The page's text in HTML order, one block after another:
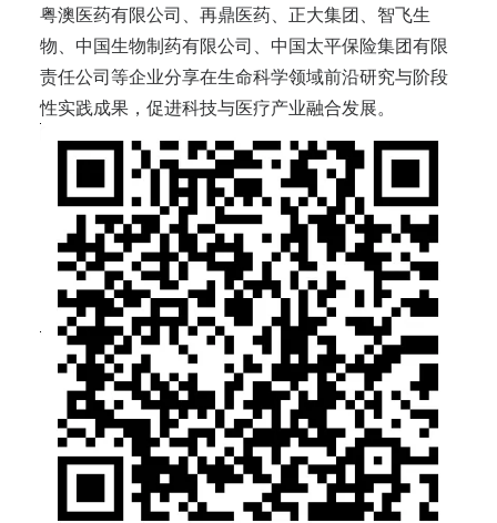
粤澳医药有限公司、再鼎医药、正大集团、智飞生
物、中国生物制药有限公司、中国太平保险集团有限
责任公司等企业分享在生命科学领域前沿研究与阶段
性实践成果，促进科技与医疗产业融合发展。